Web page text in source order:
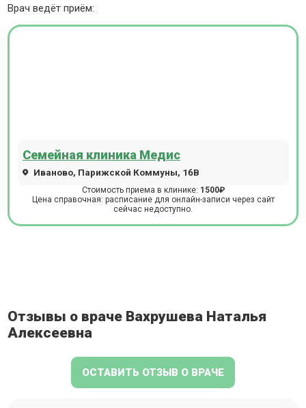
Врач ведёт приём:
Семейная клиника Медис
Иваново, Парижской Коммуны, 16В
Стоимость приема в клинике: 1500₽
Цена справочная: расписание для онлайн-записи через сайт
сейчас недоступно.
Отзывы о враче Вахрушева Наталья
Алексеевна
ОСТАВИТЬ ОТЗЫВ О ВРАЧЕ